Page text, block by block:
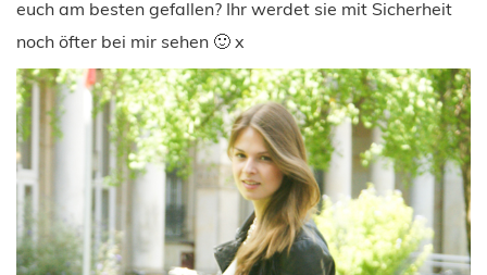
euch am besten gefallen? Ihr werdet sie mit Sicherheit
noch öfter bei mir sehen 🙂 x